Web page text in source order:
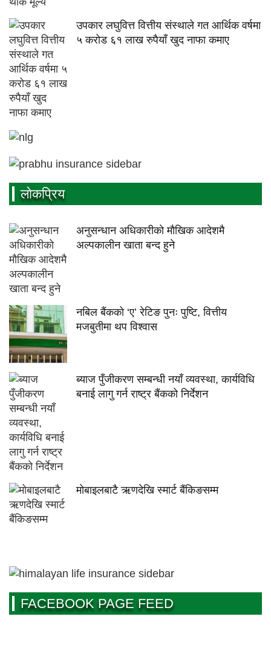
उपकार लघुवित्त वित्तीय संस्थाले गत आर्थिक वर्षमा
५ करोड ६१ लाख रुपैयाँ खुद नाफा कमाए
लाेकप्रिय
अनुसन्धान अधिकारीकाे माैखिक आदेशमै
अल्पकालीन खाता बन्द हुने
नबिल बैंकको ‘ए’ रेटिङ पुनः पुष्टि, वित्तीय
मजबुतीमा थप विश्वास
ब्याज पुँजीकरण सम्बन्धी नयाँ व्यवस्था, कार्यविधि
बनाई लागु गर्न राष्ट्र बैंकको निर्देशन
मोबाइलबाटै ऋणदेखि स्मार्ट बैंकिङसम्म
FACEBOOK PAGE FEED